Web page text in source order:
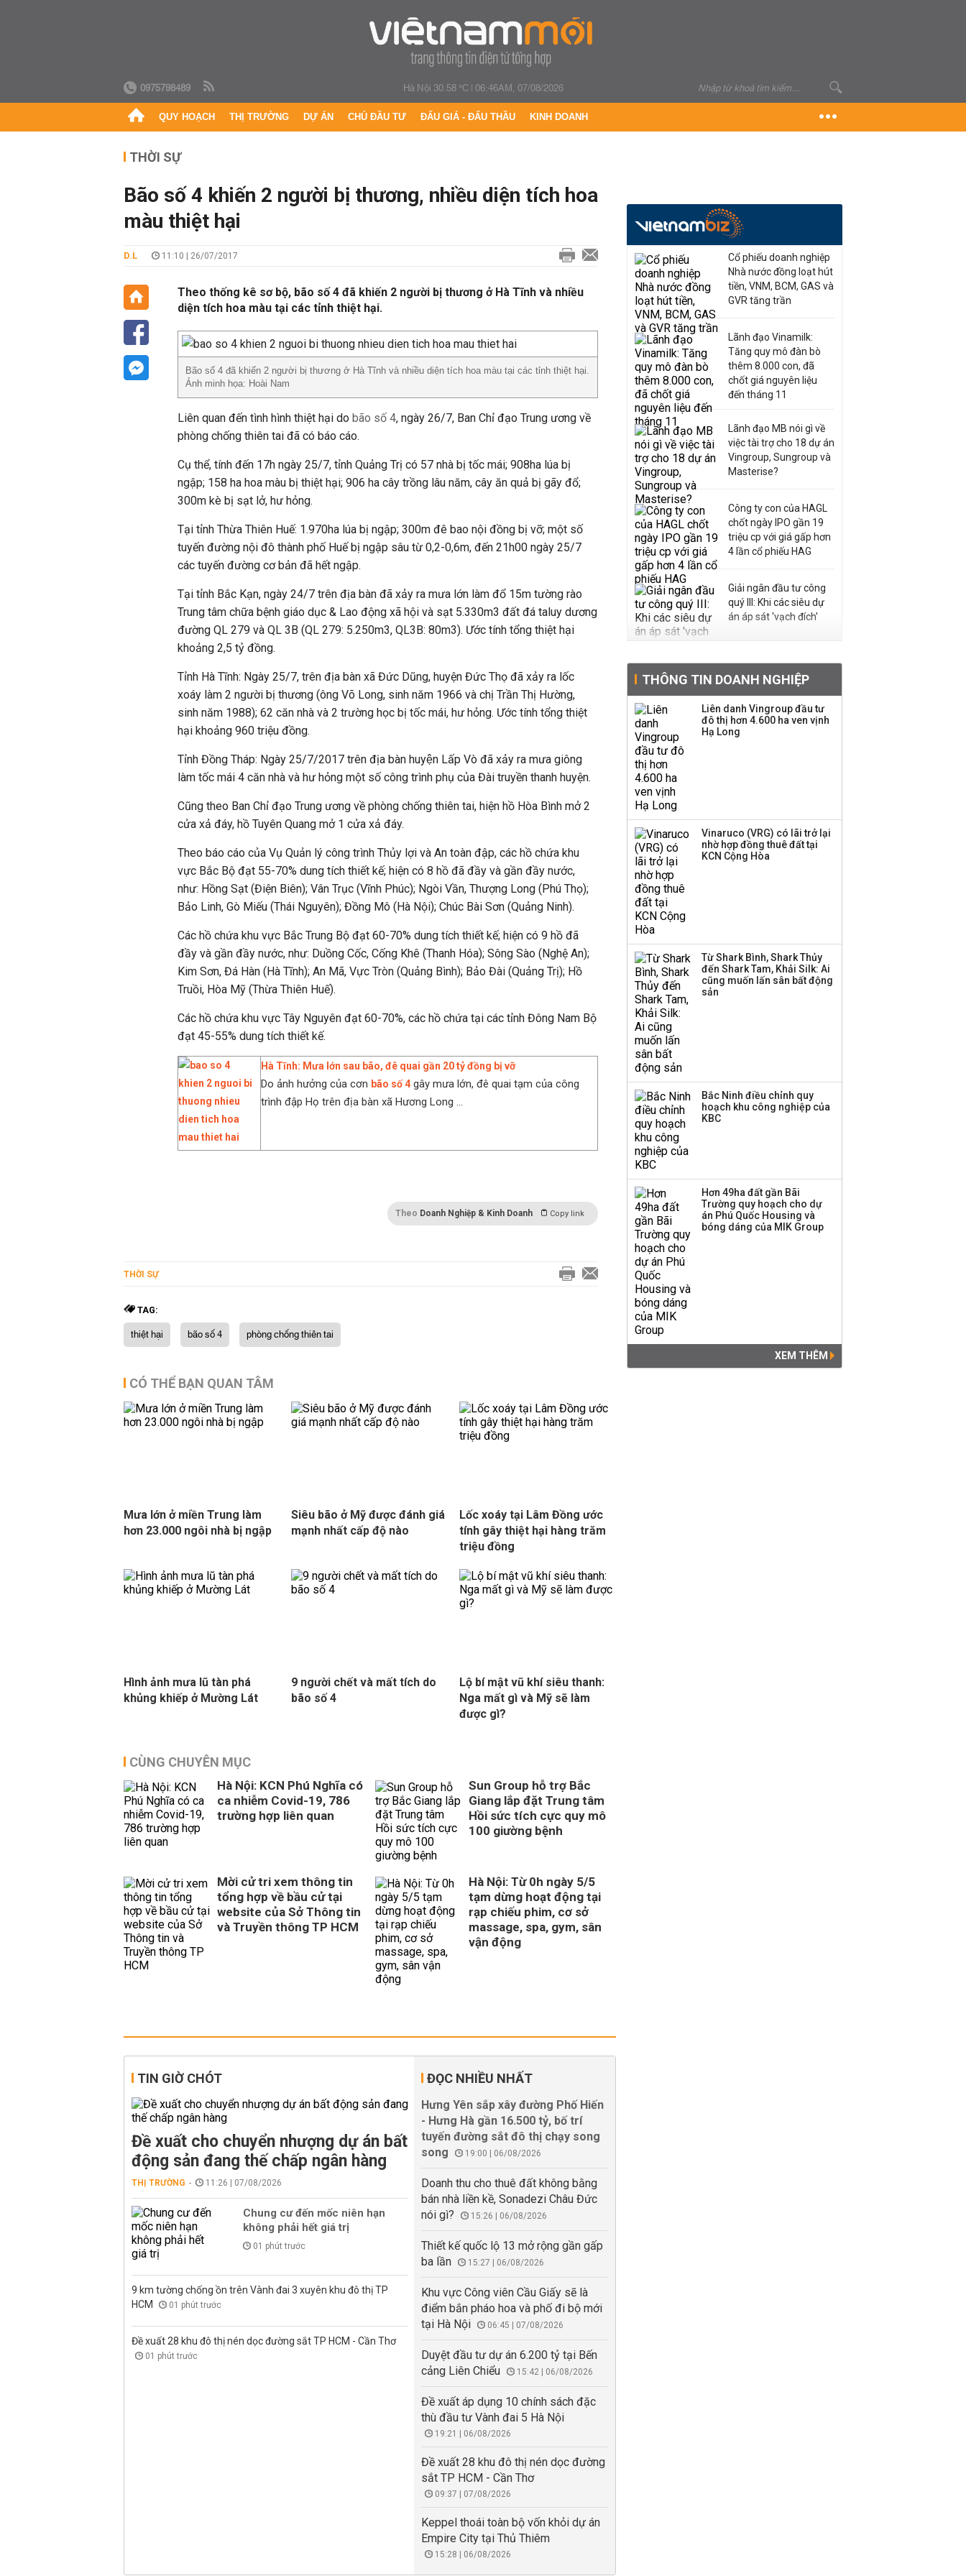
0975798489 Hà Nội 30.58 °C|06:46AM, 07/08/2026
QUY HOẠCH THỊ TRƯỜNG DỰ ÁN CHỦ ĐẦU TƯ ĐẤU GIÁ - ĐẤU THẦU KINH DOANH
THỜI SỰ
Bão số 4 khiến 2 người bị thương, nhiều diện tích hoa
màu thiệt hại
D.L 11:10 | 26/07/2017
Theo thống kê sơ bộ, bão số 4 đã khiến 2 người bị thương ở Hà Tĩnh và nhiều
diện tích hoa màu tại các tỉnh thiệt hại.
Bão số 4 đã khiến 2 người bị thương ở Hà Tĩnh và nhiều diện tích hoa màu tại các tỉnh thiệt hại.
Ảnh minh họa: Hoài Nam
Liên quan đến tình hình thiệt hại do bão số 4, ngày 26/7, Ban Chỉ đạo Trung ương về
phòng chống thiên tai đã có báo cáo.
Cụ thể, tính đến 17h ngày 25/7, tỉnh Quảng Trị có 57 nhà bị tốc mái; 908ha lúa bị
ngập; 158 ha hoa màu bị thiệt hại; 906 ha cây trồng lâu năm, cây ăn quả bị gãy đổ;
300m kè bị sạt lở, hư hỏng.
Tại tỉnh Thừa Thiên Huế: 1.970ha lúa bị ngập; 300m đê bao nội đồng bị vỡ; một số
tuyến đường nội đô thành phố Huế bị ngập sâu từ 0,2-0,6m, đến 21h00 ngày 25/7
các tuyến đường cơ bản đã hết ngập.
Tại tỉnh Bắc Kạn, ngày 24/7 trên địa bàn đã xảy ra mưa lớn làm đổ 15m tường rào
Trung tâm chữa bệnh giáo dục & Lao động xã hội và sạt 5.330m3 đất đá taluy dương
đường QL 279 và QL 3B (QL 279: 5.250m3, QL3B: 80m3). Ước tính tổng thiệt hại
khoảng 2,5 tỷ đồng.
Tỉnh Hà Tĩnh: Ngày 25/7, trên địa bàn xã Đức Dũng, huyện Đức Thọ đã xảy ra lốc
xoáy làm 2 người bị thương (ông Võ Long, sinh năm 1966 và chị Trần Thị Hường,
sinh năm 1988); 62 căn nhà và 2 trường học bị tốc mái, hư hỏng. Ước tính tổng thiệt
hại khoảng 960 triệu đồng.
Tỉnh Đồng Tháp: Ngày 25/7/2017 trên địa bàn huyện Lấp Vò đã xảy ra mưa giông
làm tốc mái 4 căn nhà và hư hỏng một số công trình phụ của Đài truyền thanh huyện.
Cũng theo Ban Chỉ đạo Trung ương về phòng chống thiên tai, hiện hồ Hòa Bình mở 2
cửa xả đáy, hồ Tuyên Quang mở 1 cửa xả đáy.
Theo báo cáo của Vụ Quản lý công trình Thủy lợi và An toàn đập, các hồ chứa khu
vực Bắc Bộ đạt 55-70% dung tích thiết kế; hiện có 8 hồ đã đầy và gần đầy nước,
như: Hồng Sạt (Điện Biên); Vân Trục (Vĩnh Phúc); Ngòi Vần, Thượng Long (Phú Thọ);
Bảo Linh, Gò Miếu (Thái Nguyên); Đồng Mô (Hà Nội); Chúc Bài Sơn (Quảng Ninh).
Các hồ chứa khu vực Bắc Trung Bộ đạt 60-70% dung tích thiết kế; hiện có 9 hồ đã
đầy và gần đầy nước, như: Duồng Cốc, Cống Khê (Thanh Hóa); Sông Sào (Nghệ An);
Kim Sơn, Đá Hàn (Hà Tĩnh); An Mã, Vực Tròn (Quảng Bình); Bảo Đài (Quảng Trị); Hồ
Truồi, Hòa Mỹ (Thừa Thiên Huế).
Các hồ chứa khu vực Tây Nguyên đạt 60-70%, các hồ chứa tại các tỉnh Đông Nam Bộ
đạt 45-55% dung tích thiết kế.
Hà Tĩnh: Mưa lớn sau bão, đê quai gần 20 tỷ đồng bị vỡ
Do ảnh hưởng của cơn bão số 4 gây mưa lớn, đê quai tạm của công
trình đập Họ trên địa bàn xã Hương Long ...
Theo Doanh Nghiệp & Kinh Doanh Copy link
THỜI SỰ
TAG:
thiệt hại bão số 4 phòng chống thiên tai
CÓ THỂ BẠN QUAN TÂM
Mưa lớn ở miền Trung làm
hơn 23.000 ngôi nhà bị ngập
Siêu bão ở Mỹ được đánh giá
mạnh nhất cấp độ nào
Lốc xoáy tại Lâm Đồng ước
tính gây thiệt hại hàng trăm
triệu đồng
Hình ảnh mưa lũ tàn phá
khủng khiếp ở Mường Lát
9 người chết và mất tích do
bão số 4
Lộ bí mật vũ khí siêu thanh:
Nga mất gì và Mỹ sẽ làm
được gì?
CÙNG CHUYÊN MỤC
Hà Nội: KCN Phú Nghĩa có
ca nhiễm Covid-19, 786
trường hợp liên quan
Sun Group hỗ trợ Bắc
Giang lắp đặt Trung tâm
Hồi sức tích cực quy mô
100 giường bệnh
Mời cử tri xem thông tin
tổng hợp về bầu cử tại
website của Sở Thông tin
và Truyền thông TP HCM
Hà Nội: Từ 0h ngày 5/5
tạm dừng hoạt động tại
rạp chiếu phim, cơ sở
massage, spa, gym, sân
vận động
TIN GIỜ CHÓT
Đề xuất cho chuyển nhượng dự án bất
động sản đang thế chấp ngân hàng
THỊ TRƯỜNG 11:26 | 07/08/2026
Chung cư đến mốc niên hạn
không phải hết giá trị
01 phút trước
9 km tường chống ồn trên Vành đai 3 xuyên khu đô thị TP
HCM
01 phút trước
Đề xuất 28 khu đô thị nén dọc đường sắt TP HCM - Cần Thơ
01 phút trước
ĐỌC NHIỀU NHẤT
Hưng Yên sắp xây đường Phố Hiến
- Hưng Hà gần 16.500 tỷ, bố trí
tuyến đường sắt đô thị chạy song
song
19:00 | 06/08/2026
Doanh thu cho thuê đất không bằng
bán nhà liền kề, Sonadezi Châu Đức
nói gì?
15:26 | 06/08/2026
Thiết kế quốc lộ 13 mở rộng gần gấp
ba lần
15:27 | 06/08/2026
Khu vực Công viên Cầu Giấy sẽ là
điểm bắn pháo hoa và phố đi bộ mới
tại Hà Nội
06:45 | 07/08/2026
Duyệt đầu tư dự án 6.200 tỷ tại Bến
cảng Liên Chiểu
15:42 | 06/08/2026
Đề xuất áp dụng 10 chính sách đặc
thù đầu tư Vành đai 5 Hà Nội
19:21 | 06/08/2026
Đề xuất 28 khu đô thị nén dọc đường
sắt TP HCM - Cần Thơ
09:37 | 07/08/2026
Keppel thoái toàn bộ vốn khỏi dự án
Empire City tại Thủ Thiêm
15:28 | 06/08/2026
Cổ phiếu doanh nghiệp
Nhà nước đồng loạt hút
tiền, VNM, BCM, GAS và
GVR tăng trần
Lãnh đạo Vinamilk:
Tăng quy mô đàn bò
thêm 8.000 con, đã
chốt giá nguyên liệu
đến tháng 11
Lãnh đạo MB nói gì về
việc tài trợ cho 18 dự án
Vingroup, Sungroup và
Masterise?
Công ty con của HAGL
chốt ngày IPO gần 19
triệu cp với giá gấp hơn
4 lần cổ phiếu HAG
Giải ngân đầu tư công
quý III: Khi các siêu dự
án áp sát 'vạch đích'
triển quỹ hưu trí: Từ tiết
kiệm gia đình thành
nguồn cấp vốn dài hạn
và kinh nghiệm từ
Malaysia
Iran xem xét cấm tàu
VPBankS xin từ nhiệm
THÔNG TIN DOANH NGHIỆP
Liên danh Vingroup đầu tư
đô thị hơn 4.600 ha ven vịnh
Hạ Long
Vinaruco (VRG) có lãi trở lại
nhờ hợp đồng thuê đất tại
KCN Cộng Hòa
Từ Shark Bình, Shark Thủy
đến Shark Tam, Khải Silk: Ai
cũng muốn lấn sân bất động
sản
Bắc Ninh điều chỉnh quy
hoạch khu công nghiệp của
KBC
Hơn 49ha đất gần Bãi
Trường quy hoạch cho dự
án Phú Quốc Housing và
bóng dáng của MIK Group
XEM THÊM